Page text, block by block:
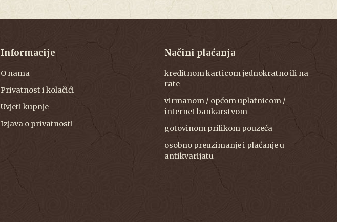
Informacije
O nama
Privatnost i kolačići
Uvjeti kupnje
Izjava o privatnosti
Načini plaćanja
kreditnom karticom jednokratno ili na
rate
virmanom / općom uplatnicom /
internet bankarstvom
gotovinom prilikom pouzeća
osobno preuzimanje i plaćanje u
antikvarijatu